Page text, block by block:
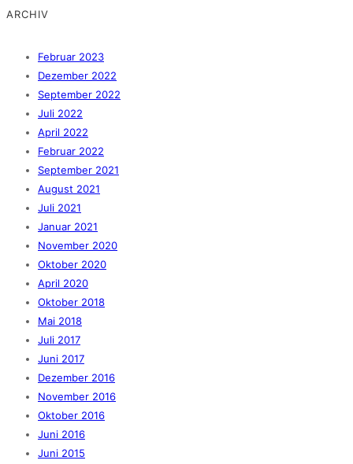
ARCHIV
Februar 2023
Dezember 2022
September 2022
Juli 2022
April 2022
Februar 2022
September 2021
August 2021
Juli 2021
Januar 2021
November 2020
Oktober 2020
April 2020
Oktober 2018
Mai 2018
Juli 2017
Juni 2017
Dezember 2016
November 2016
Oktober 2016
Juni 2016
Juni 2015